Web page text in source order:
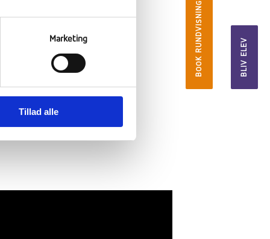
Marketing
Tillad alle
BOOK RUNDVISNING BLIV ELEV